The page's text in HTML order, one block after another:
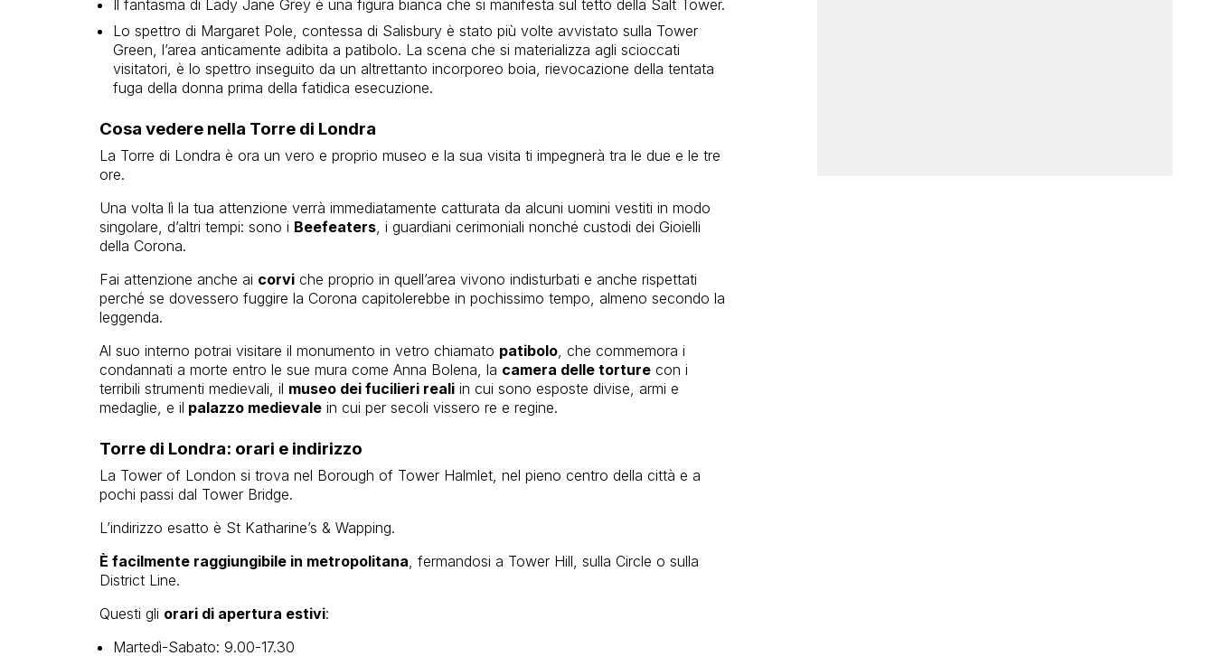
Il fantasma di Lady Jane Grey è una figura bianca che si manifesta sul tetto della Salt Tower.
Lo spettro di Margaret Pole, contessa di Salisbury è stato più volte avvistato sulla Tower
Green, l’area anticamente adibita a patibolo. La scena che si materializza agli scioccati
visitatori, è lo spettro inseguito da un altrettanto incorporeo boia, rievocazione della tentata
fuga della donna prima della fatidica esecuzione.
Cosa vedere nella Torre di Londra
La Torre di Londra è ora un vero e proprio museo e la sua visita ti impegnerà tra le due e le tre
ore.
Una volta lì la tua attenzione verrà immediatamente catturata da alcuni uomini vestiti in modo
singolare, d’altri tempi: sono i Beefeaters, i guardiani cerimoniali nonché custodi dei Gioielli
della Corona.
Fai attenzione anche ai corviche proprio in quell’area vivono indisturbati e anche rispettati
perché se dovessero fuggire la Corona capitolerebbe in pochissimo tempo, almeno secondo la
leggenda.
Al suo interno potrai visitare il monumento in vetro chiamato patibolo, che commemora i
condannati a morte entro le sue mura come Anna Bolena, la camera delle torturecon i
terribili strumenti medievali, il museo dei fucilieri realiin cui sono esposte divise, armi e
medaglie, e il palazzo medievalein cui per secoli vissero re e regine.
Torre di Londra: orari e indirizzo
La Tower of London si trova nel Borough of Tower Halmlet, nel pieno centro della città e a
pochi passi dal Tower Bridge.
L’indirizzo esatto è St Katharine’s & Wapping.
È facilmente raggiungibile in metropolitana , fermandosi a Tower Hill, sulla Circle o sulla
District Line.
Questi gli orari di apertura estivi:
Martedì-Sabato: 9.00-17.30